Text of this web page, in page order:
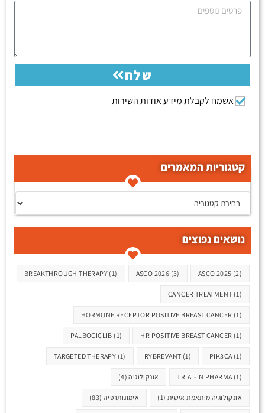
אשמח לקבלת מידע אודות השירות
שלח
קטגוריות המאמרים
קטגוריות המאמרים
נושאים נפוצים
תגיות
ASCO 2025 (2)
ASCO 2026 (3)
BREAKTHROUGH THERAPY(1)
CANCER TREATMENT (1)
HORMONE RECEPTOR POSITIVE BREAST CANCER (1)
HR POSITIVE BREAST CANCER (1)
PALBOCICLIB (1)
PIK3CA(1)
RYBREVANT (1)
TARGETED THERAPY (1)
TRIAL-IN PHARMA(1) אונקולוגיה(4)
אונקולוגיה מותאמת אישית (1) אימונותרפיה (83)